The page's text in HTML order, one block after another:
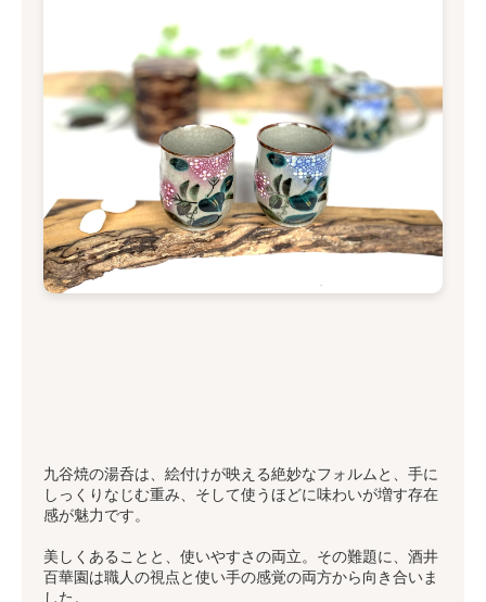
九谷焼の湯呑は、絵付けが映える絶妙なフォルムと、手に
しっくりなじむ重み、そして使うほどに味わいが増す存在
感が魅力です。
美しくあることと、使いやすさの両立。その難題に、酒井
百華園は職人の視点と使い手の感覚の両方から向き合いま
した。